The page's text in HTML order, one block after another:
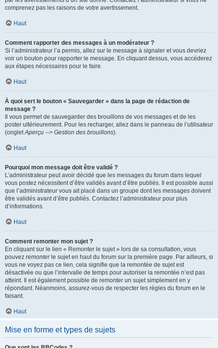
comprenez pas les raisons de votre avertissement.
Haut
Comment rapporter des messages à un modérateur ?
Si l’administrateur l’a permis, allez sur le message à signaler et vous devriez
voir un bouton pour rapporter le message. En cliquant dessus, vous accéderez
aux étapes nécessaires pour le faire.
Haut
À quoi sert le bouton « Sauvegarder » dans la page de rédaction de
message ?
Il vous permet de sauvegarder des brouillons de vos messages et de les
poster ultérieurement. Pour les recharger, allez dans le panneau de l’utilisateur
(ongletAperçu --> Gestion des brouillons).
Haut
Pourquoi mon message doit être validé ?
L’administrateur peut avoir décidé que les messages du forum dans lequel
vous postez nécessitent d’être validés avant d’être publiés. Il est possible aussi
que l’administrateur vous ait placé dans un groupe dont les messages doivent
être validés avant d’être publiés. Contactez l’administrateur pour plus
d’informations.
Haut
Comment remonter mon sujet ?
En cliquant sur le lien « Remonter le sujet » lors de sa consultation, vous
pouvez remonterle sujet en haut du forum sur la première page. Par ailleurs, si
vous ne voyez pas ce lien, cela signifie que la remontée de sujet est
désactivée ou que l’intervalle de temps pour autoriser la remontée n’est pas
atteint. Il est également possible de remonter un sujet simplement en y
répondant. Néanmoins, assurez-vous de respecter les règles du forum en le
faisant.
Haut
Mise en forme et types de sujets